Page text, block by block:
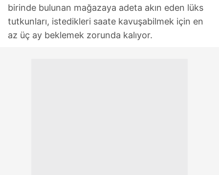
birinde bulunan mağazaya adeta akın eden lüks
tutkunları, istedikleri saate kavuşabilmek için en
az üç ay beklemek zorunda kalıyor.